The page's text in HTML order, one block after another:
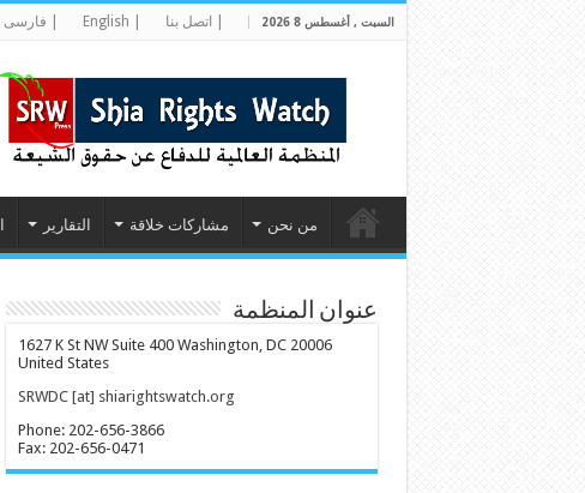
السبت , أغسطس 8 2026 | اتصل بنا | فارسى
من نحن مشاركات خلاقة التقارير
عنوان المنظمة
1627 K St NW Suite 400 Washington, DC 20006
United States
SRWDC [at] shiarightswatch.org
Phone: 202-656-3866
Fax: 202-656-0471